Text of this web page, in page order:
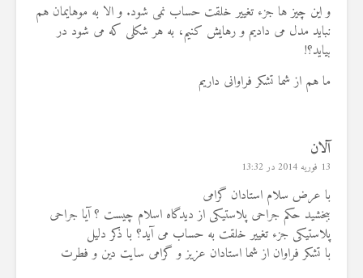
و این چیز ها جزء تغییر خلقت حساب نمی شود. و الا به موهایمان هم
نباید مدل می دادیم و رهایش کنیم، به هر شکلی که می شود در
بیاید؟!
ما هم از شما تشکر فراوانی داریم
آلان
13 فوریه 2014 در 13:32
با عرض سلام استادان گرامی
ببخشید حکم جراحی پلاستیکی از دیدگاه اسلام چیست ؟ آیا جراحی
پلاستیکی جزء تغییر خلقت به حساب می آید؟ با ذکر دلیل
با تشکر فراوان از شما استادان عزیز و گرامی سایت دین و فطرت